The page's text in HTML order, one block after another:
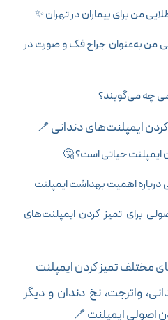
من برای بیماران در تهران ✨
من به‌عنوان جراح فک و صورت در
چه می‌گویند؟
ایمپلنت‌های دندانی 🪥
ایمپلنت حیاتی است؟ 🤔
اهمیت بهداشت ایمپلنت
برای تمیز کردن ایمپلنت‌های
تمیز کردن ایمپلنت
واترجت، نخ دندان و دیگر
اصولی ایمپلنت 🪥